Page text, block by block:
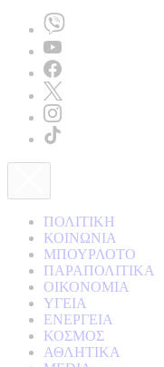
ΠΟΛΙΤΙΚΗ
ΚΟΙΝΩΝΙΑ
ΜΠΟΥΡΛΟΤΟ
ΠΑΡΑΠΟΛΙΤΙΚΑ
ΟΙΚΟΝΟΜΙΑ
ΥΓΕΙΑ
ΕΝΕΡΓΕΙΑ
ΚΟΣΜΟΣ
ΑΘΛΗΤΙΚΑ